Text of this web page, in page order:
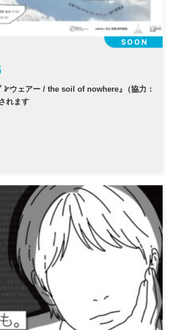
SOON
展覧会『the 𐠫𐠂𐠓 オブ 𐠜ウェアー / the soil of nowhere 』
（協力：
れます